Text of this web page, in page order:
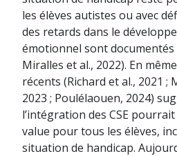
les élèves autistes ou avec
des retards dans le
émotionnel sont documentés
Miralles et al., 2022). En
récents (Richard et al., 2021 ;
2023 ; Poulélaouen, 2024)
l’intégration des CSE
value pour tous les élèves,
situation de handicap.